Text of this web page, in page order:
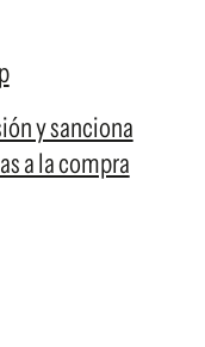
y sanciona
a la compra